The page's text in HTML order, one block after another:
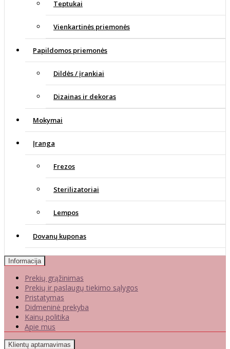
Teptukai
Vienkartinės priemonės
Papildomos priemonės
Dildės / įrankiai
Dizainas ir dekoras
Mokymai
Įranga
Frezos
Sterilizatoriai
Lempos
Dovanų kuponas
Informacija
Prekių grąžinimas
Prekių ir paslaugų tiekimo sąlygos
Pristatymas
Didmeninė prekyba
Kainų politika
Apie mus
Klientų aptarnavimas